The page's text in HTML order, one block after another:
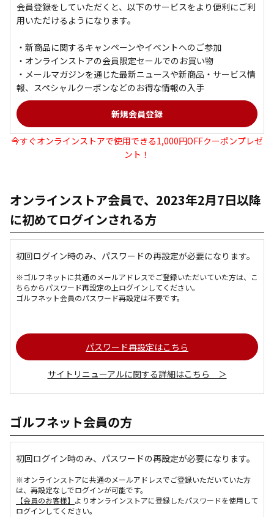
会員登録をしていただくと、以下のサービスをより便利にご利
用いただけるようになります。
・新商品に関するキャンペーンやイベントへのご参加
・オンラインストアの会員限定セールでのお買い物
・メールマガジンを通じた最新ニュースや新商品・サービス情
報、スペシャルクーポンなどのお得な情報の入手
今すぐオンラインストアで使用できる1,000円OFFクーポンプレゼ
ント！
オンラインストア会員で、2023年2月7日以降
に初めてログインされる方
初回ログイン時のみ、パスワードの再設定が必要になります。
※ゴルフネットに共通のメールアドレスでご登録いただいていた方は、こ
ちらからパスワード再設定の上ログインしてください。
ゴルフネット会員のパスワード再設定は不要です。
パスワード再設定はこちら
サイトリニューアルに関する詳細はこちら ＞
ゴルフネット会員の方
初回ログイン時のみ、パスワードの再設定が必要になります。
※オンラインストアに共通のメールアドレスでご登録いただいていた方
は、再設定なしでログインが可能です。
【会員のお客様】 よりオンラインストアに登録したパスワードを使用して
ログインしてください。